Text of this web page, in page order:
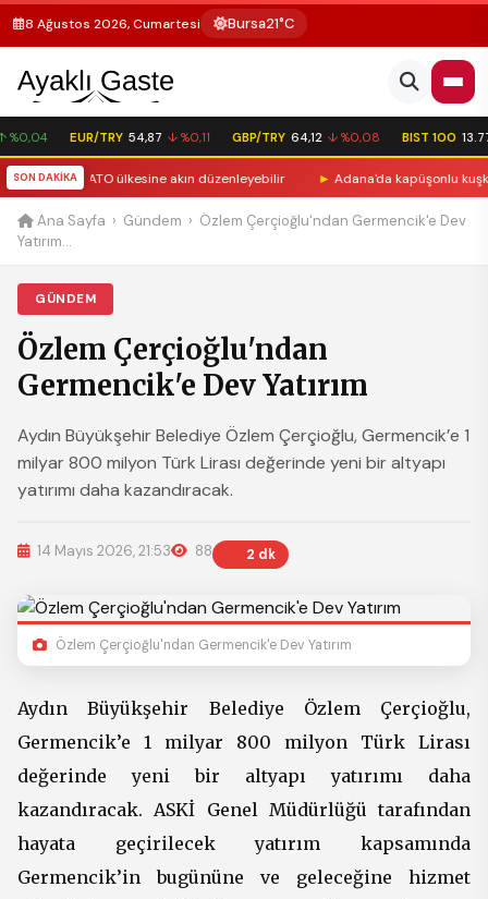
8 Ağustos 2026, Cumartesi Bursa21°C
EUR/TRY 54,87 ↓ %0,11 GBP/TRY 64,12 ↓ %0,08 BIST 100
SON DAKİKA
bir NATO ülkesine akın düzenleyebilir Adana'da kapüşonlu
Ana Sayfa › Gündem › Özlem Çerçioğlu'ndan Germencik'e Dev
Yatırım...
GÜNDEM
Özlem Çerçioğlu'ndan
Germencik'e Dev Yatırım
Aydın Büyükşehir Belediye Özlem Çerçioğlu, Germencik’e 1
milyar 800 milyon Türk Lirası değerinde yeni bir altyapı
yatırımı daha kazandıracak.
14 Mayıs 2026, 21:53 88 2 dk
Özlem Çerçioğlu'ndan Germencik'e Dev Yatırım
Aydın Büyükşehir Belediye Özlem Çerçioğlu,
Germencik’e 1 milyar 800 milyon Türk Lirası
değerinde yeni bir altyapı yatırımı daha
kazandıracak. ASKİ Genel Müdürlüğü tarafından
hayata geçirilecek yatırım kapsamında
Germencik’in bugününe ve geleceğine hizmet